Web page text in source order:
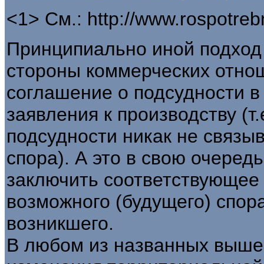
<1> См.: http://
Принципиально иной
стороны коммерческих
соглашение о подсудности
заявления к производству
подсудности никак не
спора). А это в свою
заключить
возможного (будущего)
возникшего.
В любом из названных